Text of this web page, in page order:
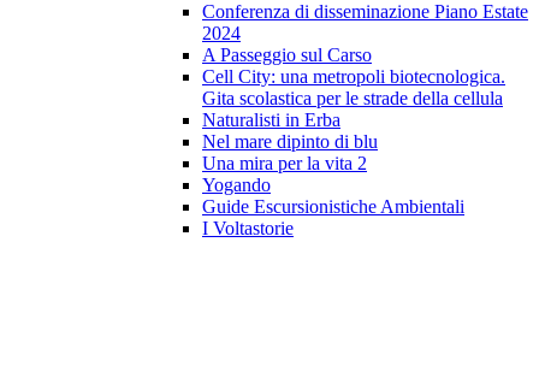
Conferenza di disseminazione Piano Estate
2024
A Passeggio sul Carso
Cell City: una metropoli biotecnologica.
Gita scolastica per le strade della cellula
Naturalisti in Erba
Nel mare dipinto di blu
Una mira per la vita 2
Yogando
Guide Escursionistiche Ambientali
I Voltastorie